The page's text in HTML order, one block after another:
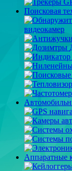
Поисковая
видеокамер
Аппаратные